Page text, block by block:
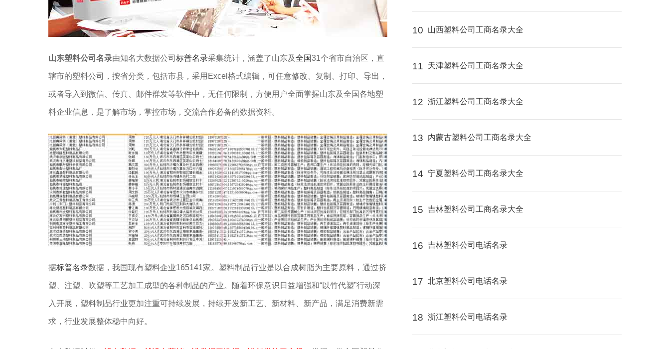
山东塑料公司名录由知名大数据公司 标普名录采集统计，涵盖了山东及全国31个省市自治区，直
辖市的塑料公司，按省分类，包括市县，采用Excel格式编辑，可任意修改、复制、打印、导出，
或者导入到微信、传真、邮件群发等软件中，无任何限制，方便用户全面掌握山东及全国各地塑
料企业信息，是了解市场，掌控市场，交流合作必备的数据资料。
据标普名录数据，我国现有塑料企业165141家。塑料制品行业是以合成树脂为主要原料，通过挤
塑、注塑、吹塑等工艺加工成型的各种制品的产业。随着环保意识日益增强和“以竹代塑”行动深
入开展，塑料制品行业更加注重可持续发展，持续开发新工艺、新材料、新产品，满足消费新需
求，行业发展整体稳中向好。
10 山西塑料公司工商名录大全
11 天津塑料公司工商名录大全
12 浙江塑料公司工商名录大全
13 内蒙古塑料公司工商名录大全
14 宁夏塑料公司工商名录大全
15 吉林塑料公司工商名录大全
16 吉林塑料公司电话名录
17 北京塑料公司电话名录
18 浙江塑料公司电话名录